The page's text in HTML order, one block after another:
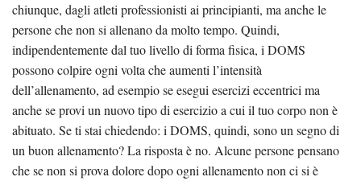
chiunque, dagli atleti professionisti ai principianti, ma anche le
persone che non si allenano da molto tempo. Quindi,
indipendentemente dal tuo livello di forma fisica, i DOMS
possono colpire ogni volta che aumenti l’intensità
dell’allenamento, ad esempio se esegui esercizi eccentrici ma
anche se provi un nuovo tipo di esercizio a cui il tuo corpo non è
abituato. Se ti stai chiedendo: i DOMS, quindi, sono un segno di
un buon allenamento? La risposta è no. Alcune persone pensano
che se non si prova dolore dopo ogni allenamento non ci si è